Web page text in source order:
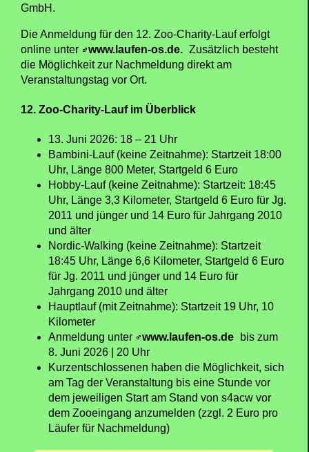
GmbH.
Die Anmeldung für den 12. Zoo-Charity-Lauf erfolgt
online unter
www.laufen-os.de. Zusätzlich besteht
die Möglichkeit zur Nachmeldung direkt am
Veranstaltungstag vor Ort.
12. Zoo-Charity-Lauf im Überblick
13. Juni 2026: 18 – 21 Uhr
Bambini-Lauf (keine Zeitnahme): Startzeit 18:00
Uhr, Länge 800 Meter, Startgeld 6 Euro
Hobby-Lauf (keine Zeitnahme): Startzeit: 18:45
Uhr, Länge 3,3 Kilometer, Startgeld 6 Euro für Jg.
2011 und jünger und 14 Euro für Jahrgang 2010
und älter
Nordic-Walking (keine Zeitnahme): Startzeit
18:45 Uhr, Länge 6,6 Kilometer, Startgeld 6 Euro
für Jg. 2011 und jünger und 14 Euro für
Jahrgang 2010 und älter
Hauptlauf (mit Zeitnahme): Startzeit 19 Uhr, 10
Kilometer
Anmeldung unter
www.laufen-os.de
bis zum
8. Juni 2026 | 20 Uhr
Kurzentschlossenen haben die Möglichkeit, sich
am Tag der Veranstaltung bis eine Stunde vor
dem jeweiligen Start am Stand von s4acw vor
dem Zooeingang anzumelden (zzgl. 2 Euro pro
Läufer für Nachmeldung)